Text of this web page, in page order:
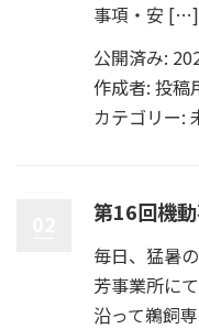
事項・安 […]
公開済み:
作成者: 投稿
カテゴリー:
第16回機
毎日、猛暑
芳事業所に
沿って鵜飼